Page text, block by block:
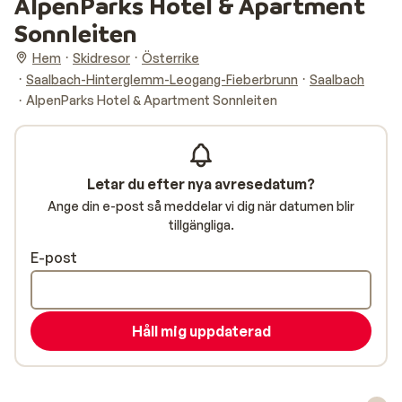
Sonnleiten
Hem Skidresor
Österrike
Saalbach-Hinterglemm-Leogang-Fieberbrunn
Saalbach
AlpenParks Hotel & Apartment Sonnleiten
Letar du efter nya avresedatum?
Ange din e-post så meddelar vi dig när datumen blir
tillgängliga.
E-post
Håll mig uppdaterad